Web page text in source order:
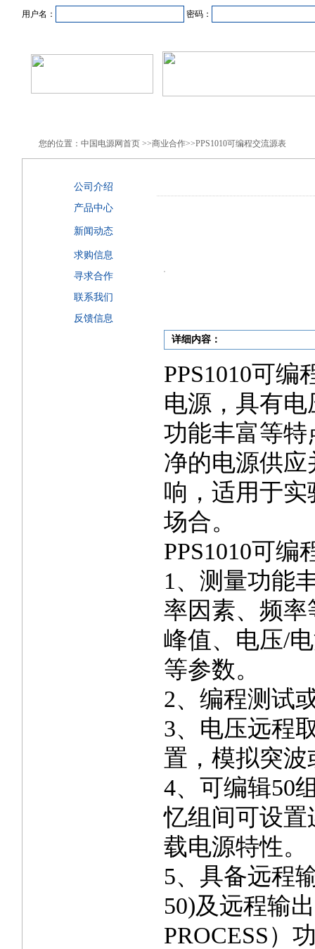
用户名： 密码：
您的位置：中国电源网首页 >>商业合作>>PPS1010可编程交流源表
公司介绍
产品中心
新闻动态
求购信息
寻求合作
联系我们
反馈信息
详细内容：
PPS1010可
电源，具有
功能丰富等
净的电源供
响，适用于
场合。
PPS1010可
1、测量功能
率因素、频
峰值、电压/
等参数。
2、编程测试
3、电压远程
置，模拟突波
4、可编辑50
忆组间可设
载电源特性。
5、具备远程
50)及远程输
PROCESS）